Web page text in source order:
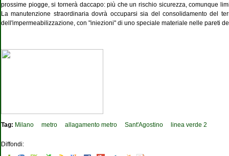
prossime piogge, si tornerà daccapo: più che un rischio sicurezza, comunque
La manutenzione straordinaria dovrà occuparsi sia del consolidamento del
dell'impermeabilizzazione, con "iniezioni" di uno speciale materiale nelle pareti
Tag: Milano metro allagamento metro Sant'Agostino linea verde 2
Diffondi: